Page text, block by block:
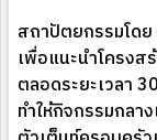
สถาปัตยกรรมโดย
เพื่อแนะนำโครงส
ตลอดระยะเวลา
ทำให้กิจกรรมกลา